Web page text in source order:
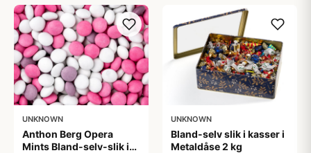
UNKNOWN
Anthon Berg Opera
Mints Bland-selv-slik i
UNKNOWN
Bland-selv slik i kasser i
Metaldåse 2 kg